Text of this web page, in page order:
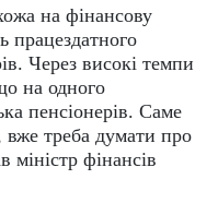
на фінансову
працездатного
Через високі темпи
на одного
пенсіонерів. Саме
вже треба думати про
міністр фінансів